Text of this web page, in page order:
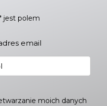
jest polem
email
moich danych